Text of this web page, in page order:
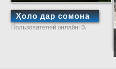
Ҳоло дар сомона
Пользователей онлайн: 0.